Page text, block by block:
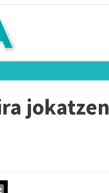
jokatzen